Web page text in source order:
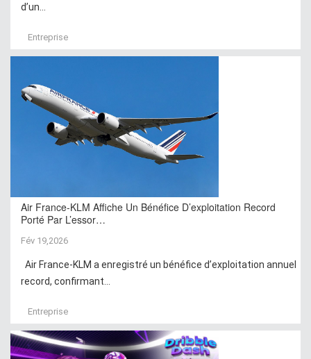
d’un...
Entreprise
Air France-KLM Affiche Un Bénéfice D’exploitation Record
Porté Par L’essor…
Fév 19,2026
Air France-KLM a enregistré un bénéfice d’exploitation annuel
record, confirmant...
Entreprise